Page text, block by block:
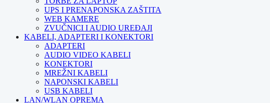
UPS I PRENAPONSKA ZAŠTITA
WEB KAMERE
ZVUČNICI I AUDIO UREĐAJI
KABELI, ADAPTERI I KONEKTORI
ADAPTERI
AUDIO VIDEO KABELI
KONEKTORI
MREŽNI KABELI
NAPONSKI KABELI
USB KABELI
LAN/WLAN OPREMA